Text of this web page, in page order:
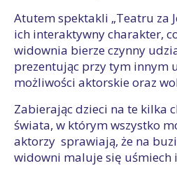
Atutem spektakli „Teatru za
ich interaktywny charakter,
widownia bierze czynny
prezentując przy tym innym
możliwości aktorskie oraz
Zabierając dzieci na te kilka
świata, w którym wszystko
aktorzy sprawiają, że na
widowni maluje się uśmiech